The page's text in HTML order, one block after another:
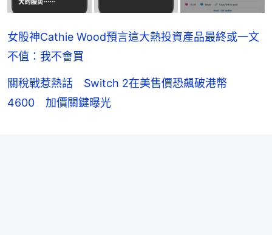
女股神Cathie Wood預言這大熱投資產品最終或一文
不值：我不會買
關稅戰惹熱話 Switch 2在美售價恐飆破港幣
4600 加價關鍵曝光